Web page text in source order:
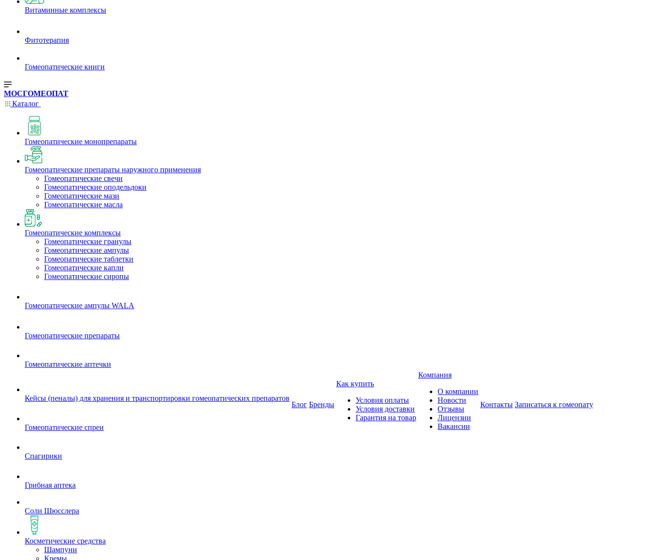
Витаминные комплексы
Фитотерапия
Гомеопатические книги
МОСГОМЕОПАТ
Каталог
Гомеопатические монопрепараты
Гомеопатические препараты наружного применения
Гомеопатические свечи
Гомеопатические оподельдоки
Гомеопатические мази
Гомеопатические масла
Гомеопатические комплексы
Гомеопатические гранулы
Гомеопатические ампулы
Гомеопатические таблетки
Гомеопатические капли
Гомеопатические сиропы
Гомеопатические ампулы WALA
Гомеопатические препараты
Гомеопатические аптечки
Кейсы (пеналы) для хранения и транспортировки гомеопатических препаратов
Гомеопатические спреи
Спагирики
Грибная аптека
Соли Шюсслера
Косметические средства
Шампуни
Кремы
Блог Бренды
Как купить
Условия оплаты
Условия доставки
Гарантия на товар
Компания
О компании
Новости
Отзывы
Лицензии
Вакансии
Контакты Записаться к гомеопату